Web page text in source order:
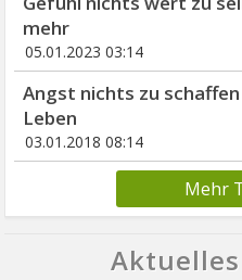
mehr
05.01.2023 03:14
Angst nichts zu
Leben
03.01.2018 08:14
Mehr